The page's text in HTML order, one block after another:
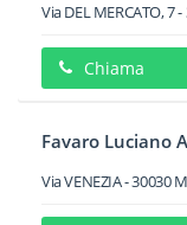
Via DEL MERCATO, 7-
Chiama
Favaro Luciano
Via VENEZIA-30030